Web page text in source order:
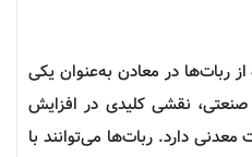
ربات‌ها در معادن به‌عنوان یکی
نقشی کلیدی در افزایش
معدنی دارد. ربات‌ها می‌توانند با